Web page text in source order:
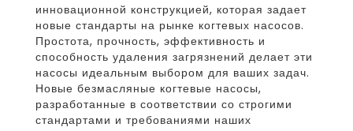
инновационной конструкцией, которая задает
новые стандарты на рынке когтевых насосов.
Простота, прочность, эффективность и
способность удаления загрязнений делает эти
насосы идеальным выбором для ваших задач.
Новые безмасляные когтевые насосы,
разработанные в соответствии со строгими
стандартами и требованиями наших